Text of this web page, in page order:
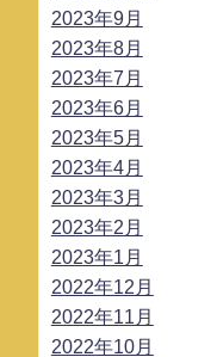
2023年9月
2023年8月
2023年7月
2023年6月
2023年5月
2023年4月
2023年3月
2023年2月
2023年1月
2022年12月
2022年11月
2022年10月